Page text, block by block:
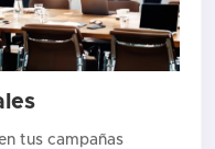
tus campañas